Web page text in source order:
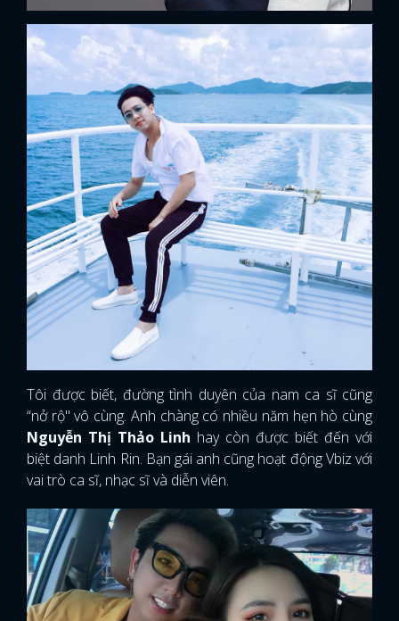
Tôi được biết, đường tình duyên của nam ca sĩ cũng
“nở rộ" vô cùng. Anh chàng có nhiều năm hẹn hò cùng
Nguyễn Thị Thảo Linh hay còn được biết đến với
biệt danh Linh Rin. Bạn gái anh cũng hoạt động Vbiz với
vai trò ca sĩ, nhạc sĩ và diễn viên.